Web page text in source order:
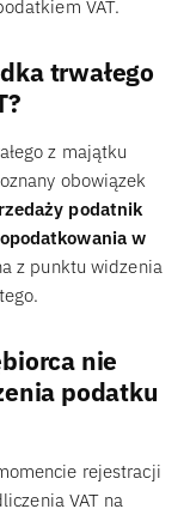
VAT.
trwałego
z majątku
obowiązek
podatnik
w
z punktu widzenia
nie
podatku
rejestracji
VAT na